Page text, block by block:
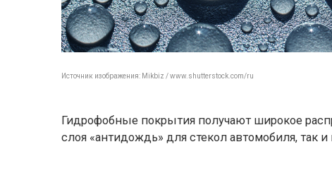
Источник изображения: Mikbiz / www.shutterstock.com/ru
Гидрофобные покрытия получают широкое
слоя «антидождь» для стекол автомобиля, так